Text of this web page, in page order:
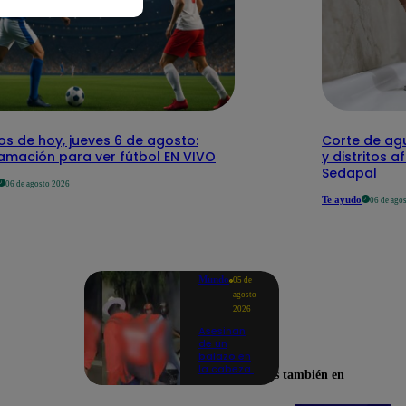
de hoy, jueves 6 de agosto:
para ver fútbol EN VIVO
06 de agosto 2026
Corte de
y distritos
Sedapal
Te ayudo 06 de
Mundo 05 de
agosto
2026
Asesinan
de un
balazo en
la cabeza a
Encuéntranos también en